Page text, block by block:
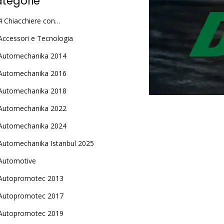
Chiacchiere con…
e Tecnologia
2014
2016
2018
2022
2024
Istanbul 2025
2013
2017
2019